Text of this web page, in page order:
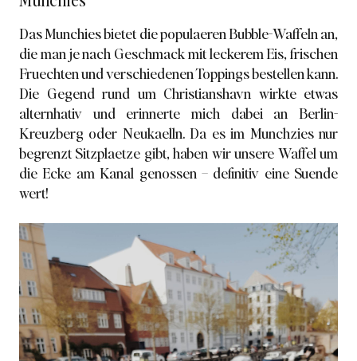
Das Munchies bietet die populaeren Bubble-Waffeln an,
die man je nach Geschmack mit leckerem Eis, frischen
Fruechten und verschiedenen Toppings bestellen kann.
Die Gegend rund um Christianshavn wirkte etwas
alternhativ und erinnerte mich dabei an Berlin-
Kreuzberg oder Neukaelln. Da es im Munchzies nur
begrenzt Sitzplaetze gibt, haben wir unsere Waffel um
die Ecke am Kanal genossen – definitiv eine Suende
wert!